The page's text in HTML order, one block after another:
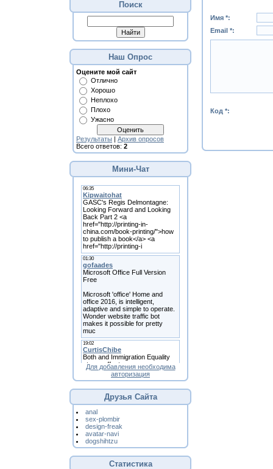
Поиск
Наш Опрос
Оцените мой сайт
Отлично
Хорошо
Неплохо
Плохо
Ужасно
Результаты | Архив опросов
Всего ответов: 2
Мини-Чат
Для добавления необходима
авторизация
Друзья Сайта
anal
sex-plombir
design-freak
avatar-navi
dogshihtzu
Статистика
Имя *:
Email *:
Код *: